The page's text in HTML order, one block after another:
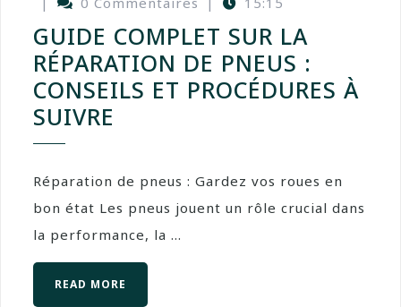
GUIDE COMPLET SUR LA
RÉPARATION DE PNEUS :
CONSEILS ET PROCÉDURES À
SUIVRE
Réparation de pneus : Gardez vos roues en
bon état Les pneus jouent un rôle crucial dans
la performance, la ...
READ MORE